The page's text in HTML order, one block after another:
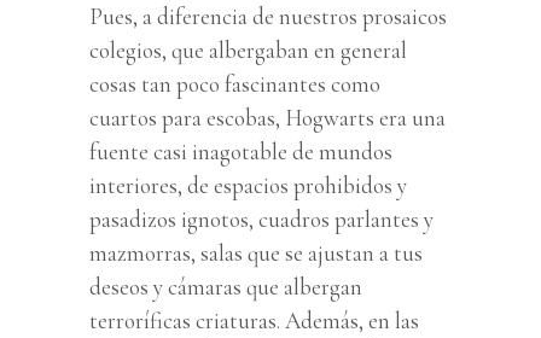
Pues, a diferencia de nuestros prosaicos
colegios, que albergaban en general
cosas tan poco fascinantes como
cuartos para escobas, Hogwarts era una
fuente casi inagotable de mundos
interiores, de espacios prohibidos y
pasadizos ignotos, cuadros parlantes y
mazmorras, salas que se ajustan a tus
deseos y cámaras que albergan
terroríficas criaturas. Además, en las